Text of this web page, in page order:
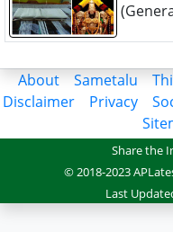
About Sametalu
Disclaimer
Privacy
Share the
© 2018-2023
Last